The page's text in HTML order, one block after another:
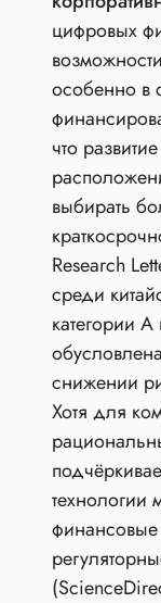
цифровых
особенно в
что
выбирать
Research
среди
категории
снижении
Хотя для
технологии